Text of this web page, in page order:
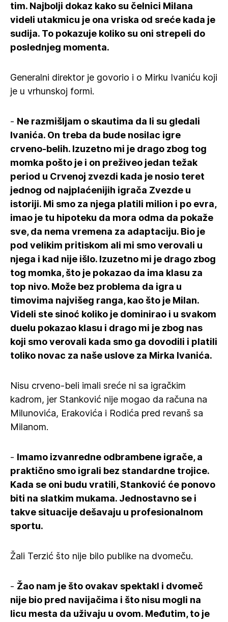
tim. Najbolji dokaz kako su čelnici Milana
videli utakmicu je ona vriska od sreće kada je
sudija. To pokazuje koliko su oni strepeli do
poslednjeg momenta.
Generalni direktor je govorio i o Mirku Ivaniću koji
je u vrhunskoj formi.
- Ne razmišljam o skautima da li su gledali
Ivanića. On treba da bude nosilac igre
crveno-belih. Izuzetno mi je drago zbog tog
momka pošto je i on preživeo jedan težak
period u Crvenoj zvezdi kada je nosio teret
jednog od najplaćenijih igrača Zvezde u
istoriji. Mi smo za njega platili milion i po evra,
imao je tu hipoteku da mora odma da pokaže
sve, da nema vremena za adaptaciju. Bio je
pod velikim pritiskom ali mi smo verovali u
njega i kad nije išlo. Izuzetno mi je drago zbog
tog momka, što je pokazao da ima klasu za
top nivo. Može bez problema da igra u
timovima najvišeg ranga, kao što je Milan.
Videli ste sinoć koliko je dominirao i u svakom
duelu pokazao klasu i drago mi je zbog nas
koji smo verovali kada smo ga dovodili i platili
toliko novac za naše uslove za Mirka Ivanića.
Nisu crveno-beli imali sreće ni sa igračkim
kadrom, jer Stanković nije mogao da računa na
Milunovića, Erakovića i Rodića pred revanš sa
Milanom.
- Imamo izvanredne odbrambene igrače, a
praktično smo igrali bez standardne trojice.
Kada se oni budu vratili, Stanković će ponovo
biti na slatkim mukama. Jednostavno se i
takve situacije dešavaju u profesionalnom
sportu.
Žali Terzić što nije bilo publike na dvomeču.
- Žao nam je što ovakav spektakl i dvomeč
nije bio pred navijačima i što nisu mogli na
licu mesta da uživaju u ovom. Međutim, to je